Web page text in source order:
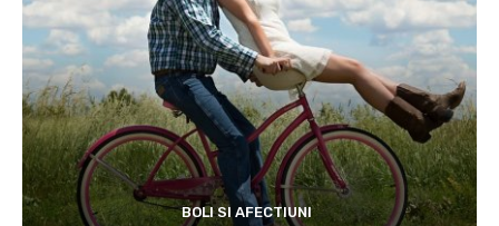
BOLI SI AFECTIUNI